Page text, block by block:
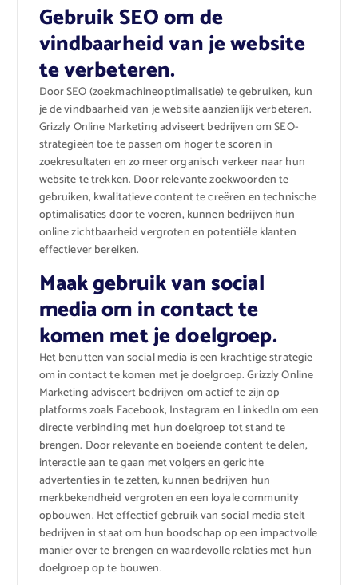
Gebruik SEO om de
vindbaarheid van je website
te verbeteren.
Door SEO (zoekmachineoptimalisatie) te gebruiken, kun
je de vindbaarheid van je website aanzienlijk verbeteren.
Grizzly Online Marketing adviseert bedrijven om SEO-
strategieën toe te passen om hoger te scoren in
zoekresultaten en zo meer organisch verkeer naar hun
website te trekken. Door relevante zoekwoorden te
gebruiken, kwalitatieve content te creëren en technische
optimalisaties door te voeren, kunnen bedrijven hun
online zichtbaarheid vergroten en potentiële klanten
effectiever bereiken.
Maak gebruik van social
media om in contact te
komen met je doelgroep.
Het benutten van social media is een krachtige strategie
om in contact te komen met je doelgroep. Grizzly Online
Marketing adviseert bedrijven om actief te zijn op
platforms zoals Facebook, Instagram en LinkedIn om een
directe verbinding met hun doelgroep tot stand te
brengen. Door relevante en boeiende content te delen,
interactie aan te gaan met volgers en gerichte
advertenties in te zetten, kunnen bedrijven hun
merkbekendheid vergroten en een loyale community
opbouwen. Het effectief gebruik van social media stelt
bedrijven in staat om hun boodschap op een impactvolle
manier over te brengen en waardevolle relaties met hun
doelgroep op te bouwen.